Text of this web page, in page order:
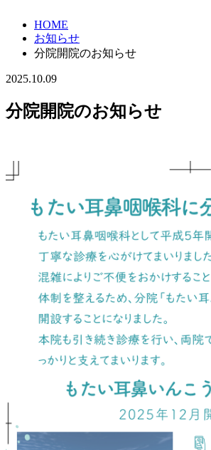
HOME
お知らせ
分院開院のお知らせ
2025.10.09
分院開院のお知らせ